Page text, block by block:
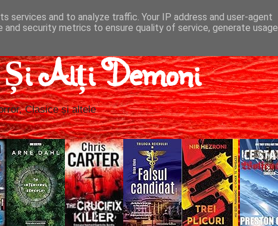
Alți Demoni
Clasice și altele
services and to analyze traffic. Your IP address and user-agent
and security metrics to ensure quality of service, generate usage